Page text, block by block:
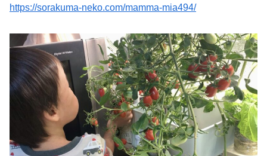
https://sorakuma-neko.com/mamma-mia494/